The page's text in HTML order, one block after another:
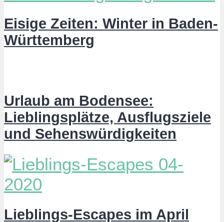
Eisige Zeiten: Winter in Baden-
Württemberg
Urlaub am Bodensee:
Lieblingsplätze, Ausflugsziele
und Sehenswürdigkeiten
Lieblings-Escapes im April